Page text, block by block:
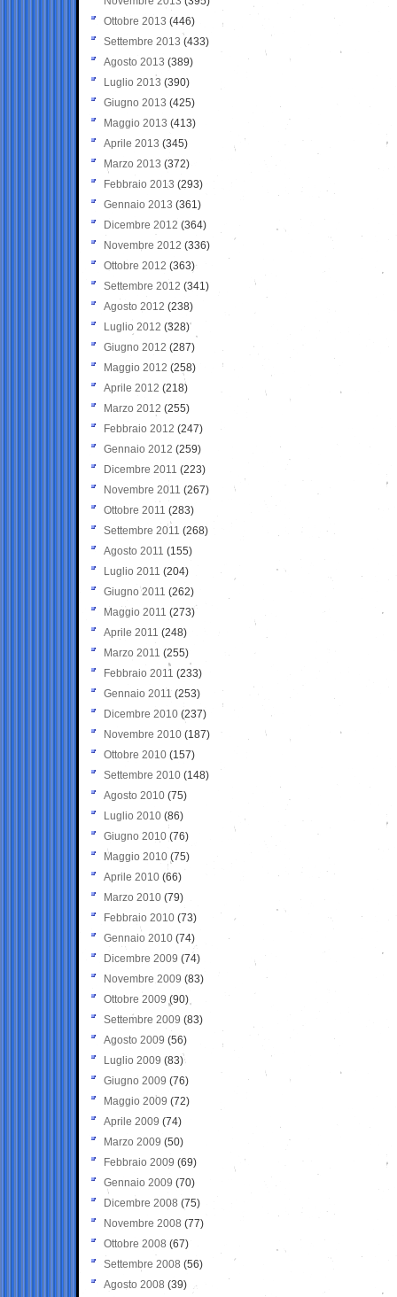
Ottobre 2013 (446)
Settembre 2013 (433)
Agosto 2013 (389)
Luglio 2013 (390)
Giugno 2013 (425)
Maggio 2013 (413)
Aprile 2013 (345)
Marzo 2013 (372)
Febbraio 2013 (293)
Gennaio 2013 (361)
Dicembre 2012 (364)
Novembre 2012 (336)
Ottobre 2012 (363)
Settembre 2012 (341)
Agosto 2012 (238)
Luglio 2012 (328)
Giugno 2012 (287)
Maggio 2012 (258)
Aprile 2012 (218)
Marzo 2012 (255)
Febbraio 2012 (247)
Gennaio 2012 (259)
Dicembre 2011 (223)
Novembre 2011 (267)
Ottobre 2011 (283)
Settembre 2011 (268)
Agosto 2011 (155)
Luglio 2011 (204)
Giugno 2011 (262)
Maggio 2011 (273)
Aprile 2011 (248)
Marzo 2011 (255)
Febbraio 2011 (233)
Gennaio 2011 (253)
Dicembre 2010 (237)
Novembre 2010 (187)
Ottobre 2010 (157)
Settembre 2010 (148)
Agosto 2010 (75)
Luglio 2010 (86)
Giugno 2010 (76)
Maggio 2010 (75)
Aprile 2010 (66)
Marzo 2010 (79)
Febbraio 2010 (73)
Gennaio 2010 (74)
Dicembre 2009 (74)
Novembre 2009 (83)
Ottobre 2009 (90)
Settembre 2009 (83)
Agosto 2009 (56)
Luglio 2009 (83)
Giugno 2009 (76)
Maggio 2009 (72)
Aprile 2009 (74)
Marzo 2009 (50)
Febbraio 2009 (69)
Gennaio 2009 (70)
Dicembre 2008 (75)
Novembre 2008 (77)
Ottobre 2008 (67)
Settembre 2008 (56)
Agosto 2008 (39)